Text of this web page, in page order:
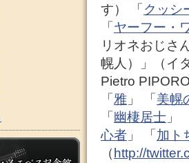
す） 「 クッシ
「 ヤーフー・
リオネおじさ
幌人）」（イ
Pietro
「 雅 」 「 美幌
「 幽棲居士 」
心者 」 「 加ト
（ http://